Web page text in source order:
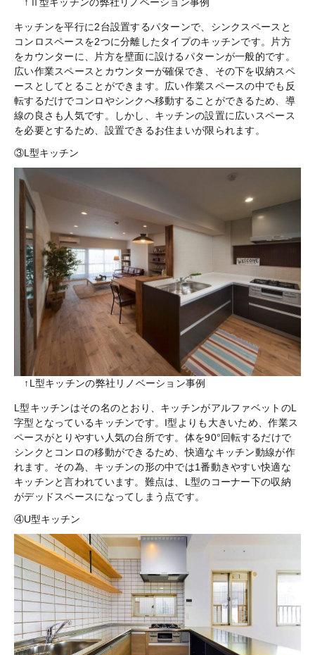
キッチンを平行に2台設置するパターンで、シンクスペースと
コンロスペースを2つに分離したタイプのキッチンです。片方
をカウンターに、片方を壁面に設けるパターンが一般的です。
広い作業スペースとカウンターが確保でき、その下を収納スペ
ースとしてとることができます。広い作業スペースの中でも反
転するだけでコンロやシンクへ移動することができるため、導
線の良さも人気です。しかし、キッチンの設置に広いスペース
を必要とするため、設置できるお住まいが限られます。
③L型キッチン
↑L型キッチンの弊社リノベーション事例
L型キッチンはその名のとおり、キッチンがアルファベットのL
字型となっているキッチンです。I型よりも大きいため、作業ス
ペースがとりやすい人気の台所です。体を90°回転するだけで
シンクとコンロの移動ができるため、快適なキッチン動線が作
れます。その為、キッチンの形の中では1番動きやすい快適な
キッチンと言われています。難点は、L型のコーナー下の収納
がデッドスペースになってしまう点です。
④U型キッチン